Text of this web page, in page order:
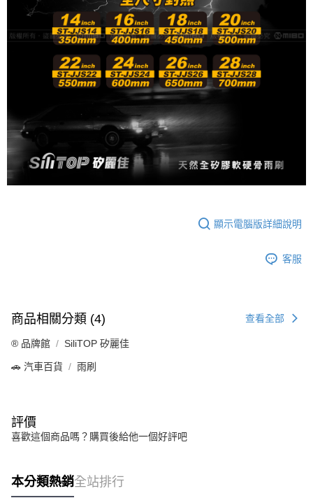
顯示電腦版詳細說明
客服
商品相關分類 (4) 查看全部
®️ 品牌館 SiliTOP 矽麗佳
🚗 汽車百貨 雨刷
評價
喜歡這個商品嗎？購買後給他一個好評吧
本分類熱銷全站排行